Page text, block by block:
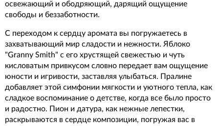
освежающий и ободряющий, дарящий ощущение
свободы и беззаботности.
С переходом к сердцу аромата вы погружаетесь в
захватывающий мир сладости и нежности. Яблоко
"Granny Smith" с его хрустящей свежестью и чуть
кисловатым привкусом словно передает вам ощущение
юности и игривости, заставляя улыбаться. Пралине
добавляет этой симфонии мягкости и уютного тепла, как
сладкое воспоминание о детстве, когда все было просто
и радостно. Пион и датура, как нежные лепестки,
раскрываются в сердце композиции, погружая вас в